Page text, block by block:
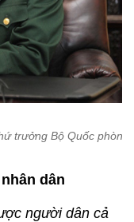
trưởng Bộ Quốc phòng
dân
người dân cả